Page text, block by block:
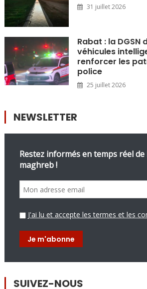
31 juillet 2026
Rabat : la DGSN
véhicules
renforcer les
police
25 juillet 2026
NEWSLETTER
Restez informés en temps réel
maghreb !
J'ai lu et accepte les termes et les
SUIVEZ-NOUS